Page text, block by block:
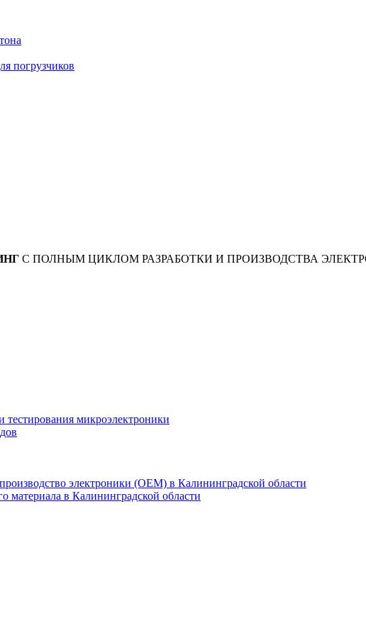
погрузчиков
С ПОЛНЫМ ЦИКЛОМ РАЗРАБОТКИ И ПРОИЗВОДСТВА
тестирования микроэлектроники
электроники (OEM) в Калининградской области
материала в Калининградской области